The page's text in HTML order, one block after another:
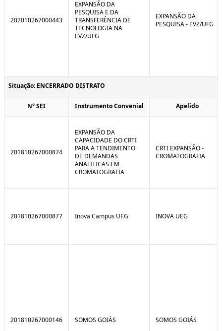
202010267000443
EXPANSÃO DA
PESQUISA E DA
TRANSFERÊNCIA DE
TECNOLOGIA NA
EVZ/UFG
EXPANSÃO DA
PESQUISA - EVZ/UFG
Situação: ENCERRADO DISTRATO
N° SEI Instrumento Convenial Apelido
201810267000874
EXPANSÃO DA
CAPACIDADE DO CRTI
PARA A TENDIMENTO
DE DEMANDAS
ANALITICAS EM
CROMATOGRAFIA
CRTI EXPANSÃO -
CROMATOGRAFIA
201810267000877 Inova Campus UEG INOVA UEG
201810267000146 SOMOS GOIÁS SOMOS GOIÁS